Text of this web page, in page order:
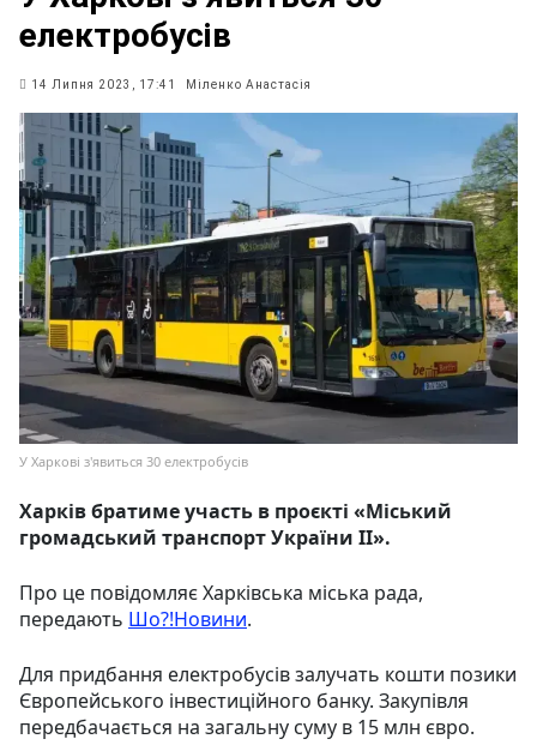
електробусів
14 Липня 2023, 17:41 Міленко Анастасія
У Харкові з'явиться 30 електробусів
Харків братиме участь в проєкті «Міський
громадський транспорт України ІІ».
Про це повідомляє Харківська міська рада,
передають Шо?!Новини.
Для придбання електробусів залучать кошти позики
Європейського інвестиційного банку. Закупівля
передбачається на загальну суму в 15 млн євро.